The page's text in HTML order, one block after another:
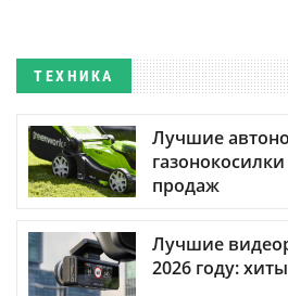
ТЕХНИКА
Лучшие
продаж
Лучшие
2026 году: